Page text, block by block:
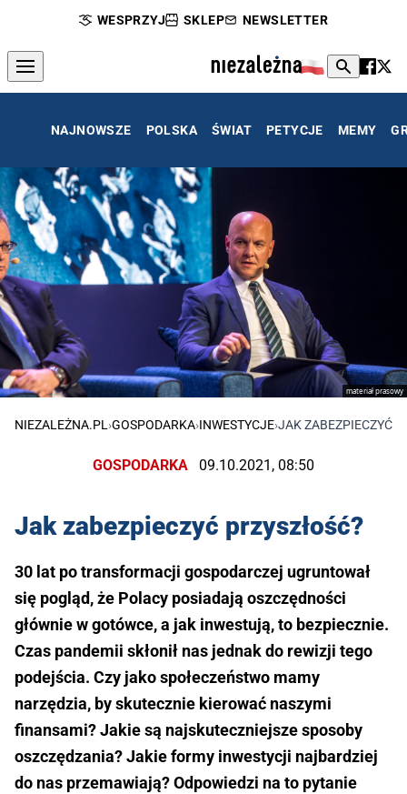
WESPRZYJ SKLEP NEWSLETTER
NAJNOWSZE POLSKA ŚWIAT PETYCJE MEMY
materiał prasowy
NIEZALEŻNA.PL ›GOSPODARKA›INWESTYCJE›JAK ZABEZPIECZYĆ
GOSPODARKA 09.10.2021, 08:50
Jak zabezpieczyć przyszłość?
30 lat po transformacji gospodarczej ugruntował
się pogląd, że Polacy posiadają oszczędności
głównie w gotówce, a jak inwestują, to bezpiecznie.
Czas pandemii skłonił nas jednak do rewizji tego
podejścia. Czy jako społeczeństwo mamy
narzędzia, by skutecznie kierować naszymi
finansami? Jakie są najskuteczniejsze sposoby
oszczędzania? Jakie formy inwestycji najbardziej
do nas przemawiają? Odpowiedzi na to pytanie